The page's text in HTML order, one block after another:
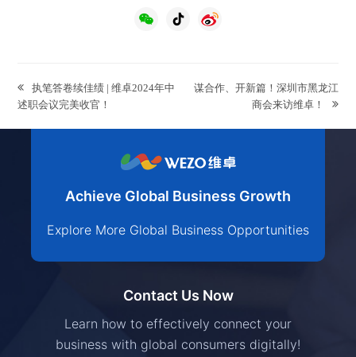
previous
post:
执笔答卷续佳绩 | 维卓2024年中
述职会议完美收官！
next
谋合作、开新篇！深圳市黑龙江
商会来访维卓！
Achieve Global Business Growth
Explore More Global Business Opportunities
Contact Us Now
Learn how to effectively connect your
business with global consumers digitally!